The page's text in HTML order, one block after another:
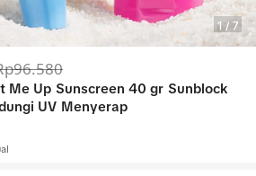
1/ 7
Me Up Sunscreen 40 gr Sunblock
UV Menyerap